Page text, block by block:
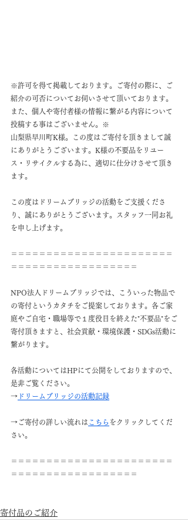
※許可を得て掲載しております。ご寄付の際に、ご
紹介の可否についてお伺いさせて頂いております。
また、個人や寄付者様の情報に繋がる内容について
投稿する事はございません。※
山梨県早川町K様。この度はご寄付を頂きまして誠
にありがとうございます。K様の不要品をリユー
ス・リサイクルする為に、適切に仕分けさせて頂き
ます。
この度はドリームブリッジの活動をご支援くださ
り、誠にありがとうございます。スタッフ一同お礼
を申し上げます。
＝＝＝＝＝＝＝＝＝＝＝＝＝＝＝＝＝＝＝＝＝＝＝
＝＝＝＝＝＝＝＝＝＝＝＝＝＝＝＝＝＝
NPO法人ドリームブリッジでは、こういった物品で
の寄付というカタチをご提案しております。各ご家
庭やご自宅・職場等で１度役目を終えた"不要品"をご
寄付頂きますと、社会貢献・環境保護・SDGs活動に
繋がります。
各活動についてはHPにて公開をしておりますので、
是非ご覧ください。
→ ドリームブリッジの活動記録
→ご寄付の詳しい流れは こちら をクリックしてくだ
さい。
＝＝＝＝＝＝＝＝＝＝＝＝＝＝＝＝＝＝＝＝＝＝＝
＝＝＝＝＝＝＝＝＝＝＝＝＝＝＝＝＝＝
寄付品のご紹介